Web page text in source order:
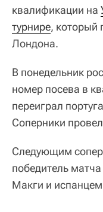
квалификации на
турнире, который
Лондона.
В понедельник
номер посева в
переиграл
Соперники
Следующим
победитель
Макги и